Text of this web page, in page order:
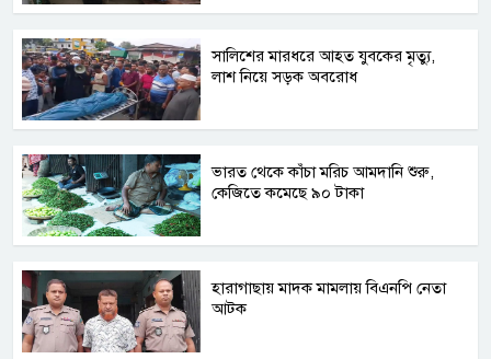
সালিশের মারধরে আহত যুবকের মৃত্যু,
লাশ নিয়ে সড়ক অবরোধ
ভারত থেকে কাঁচা মরিচ আমদানি শুরু,
কেজিতে কমেছে ৯০ টাকা
হারাগাছায় মাদক মামলায় বিএনপি নেতা
আটক